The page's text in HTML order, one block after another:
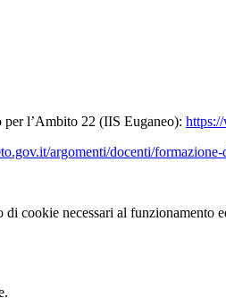
per l’Ambito 22 (IIS Euganeo):
argomenti/docenti/formazione-
cookie necessari al funzionamento